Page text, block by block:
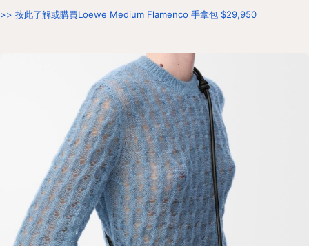
>> 按此了解或購買Loewe Medium Flamenco 手拿包 $29,950